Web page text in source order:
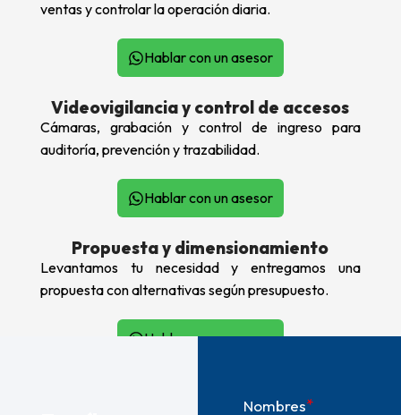
ventas y controlar la operación diaria.
Hablar con un asesor
Videovigilancia y control de accesos
Cámaras, grabación y control de ingreso para
auditoría, prevención y trazabilidad.
Hablar con un asesor
Propuesta y dimensionamiento
Levantamos tu necesidad y entregamos una
propuesta con alternativas según presupuesto.
Hablar con un asesor
Nombres